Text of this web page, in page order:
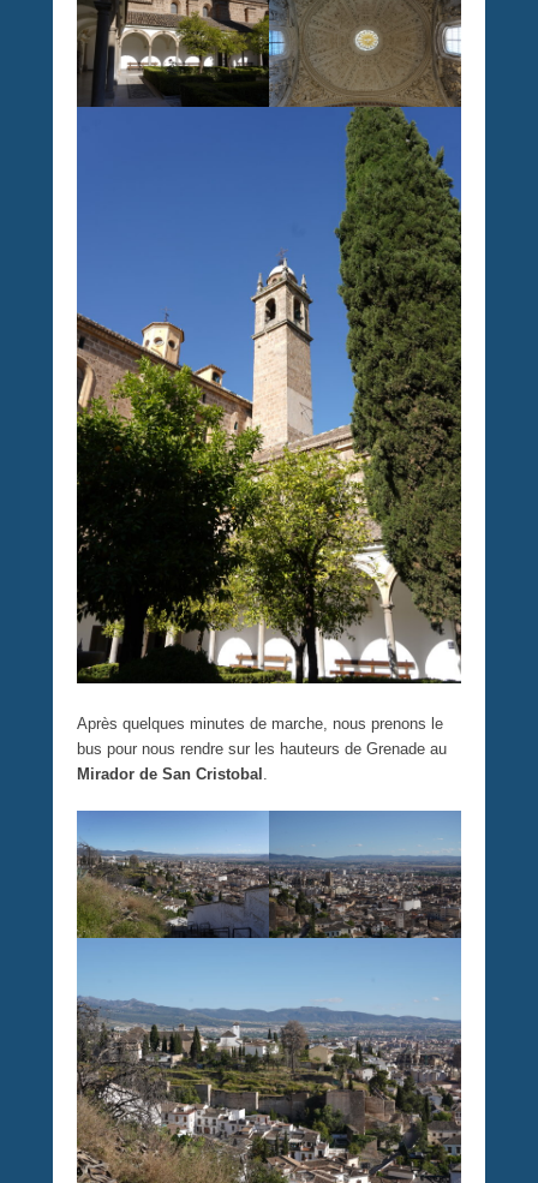
Après quelques minutes de marche, nous prenons le
bus pour nous rendre sur les hauteurs de Grenade au
Mirador de San Cristobal